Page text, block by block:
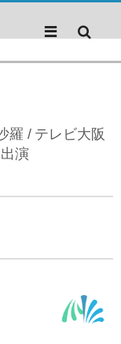
羅 / テレビ大阪
演